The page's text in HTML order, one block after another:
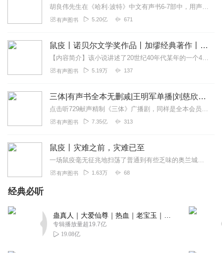
灾没有可能发生，他们继续做买卖准备旅行，发表言论，他
们如何能想到会有鼠疫来毁掉他们的前程，取消他们的出
难临头，谁都不可能无拘无束。温故知新，好书值得推荐，
谢谢作者，谢谢主播！🌻🌻
2020-03-27
不觉丶流水年长
经历了新冠肺炎以后，在听这本小说会有更直观的感受。作
心理和状态描写的非常细节到位，在经历了非典，尤其是这
着恐惧和侥幸，而又在危险撤离以后就忘记教训。无论何时
我们都要铭记那些前仆后继对抗疫病的医务人员，不忘他们
的付出。感谢精彩的播讲
回复
爱睿儿sy
播讲很专业，很好听。在人类面对可怕的新冠病毒时听此
书，内心百感交集。
胡良伟先生在《哈利·波特》中文有声书6-7部中，用声音带领着大家继续魔法之旅。为保证作品的一致性，给大家带来完整的魔法体验，我们与版权方PottermoreP...
有声图书 5.20亿 671
鼠疫丨诺贝尔文学奖作品丨加缪经典著作丨外国文学
【内容简介】该小说讲述了20世纪40年代某年的一个4月，北非的奥兰城突发了一场灾难性的瘟疫，成千上万的人丧生在病魔之下，奥兰沦为与世隔绝的一座“孤岛”。面对厄运...
有声图书 5.19万 137
三体|有声书全本无删减|王明军单播|刘慈欣原著
点击听729献声精制《三体》广播剧，同样是全本会员免费畅听，快来感受声音大戏的魅力！【购买须知】1、本作品部分集数为免费试听。2、版权归原作者所有，严禁翻录成任...
有声图书 7.35亿 313
鼠疫丨灾难之前，灾难已至
一场鼠疫毫无征兆地扫荡了普通到有些乏味的奥兰城，恐怖的阴云笼罩下，市民的日常生活被打破，谣言四起，人心惶惶……但在小城中，有一群人自发地承担起了救治鼠疫患者、维...
有声图书 1.63万 68
经典必听
专辑播放量超19.7亿
19.08亿